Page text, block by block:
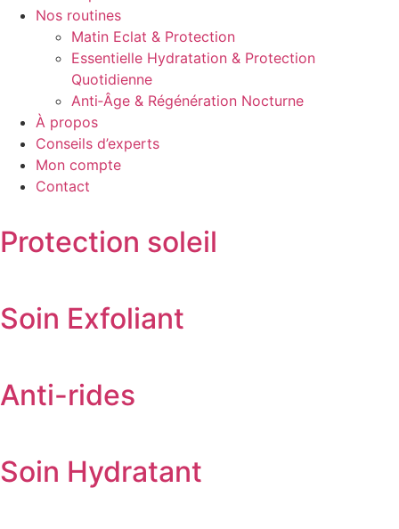
Nos routines
Matin Eclat & Protection
Essentielle Hydratation & Protection
Quotidienne
Anti‑Âge & Régénération Nocturne
À propos
Conseils d’experts
Mon compte
Contact
Protection soleil
Soin Exfoliant
Anti-rides
Soin Hydratant